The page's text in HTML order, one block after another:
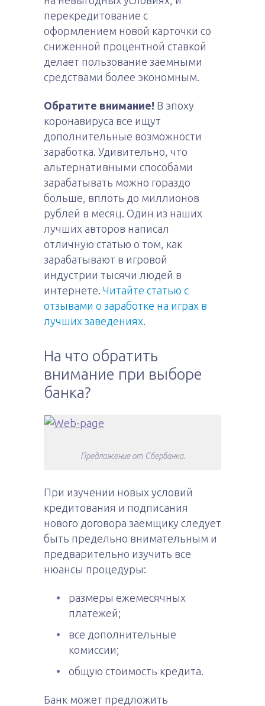
перекредитование с
оформлением новой карточки со
сниженной процентной ставкой
делает пользование заемными
средствами более экономным.
Обратите внимание! В эпоху
коронавируса все ищут
дополнительные возможности
заработка. Удивительно, что
альтернативными способами
зарабатывать можно гораздо
больше, вплоть до миллионов
рублей в месяц. Один из наших
лучших авторов написал
отличную статью о том, как
зарабатывают в игровой
индустрии тысячи людей в
интернете. Читайте статью с
отзывами о заработке на играх в
лучших заведениях.
На что обратить
внимание при выборе
банка?
Предложение от Сбербанка.
При изучении новых условий
кредитования и подписания
нового договора заемщику следует
быть предельно внимательным и
предварительно изучить все
нюансы процедуры:
размеры ежемесячных
платежей;
все дополнительные
комиссии;
общую стоимость кредита.
Банк может предложить